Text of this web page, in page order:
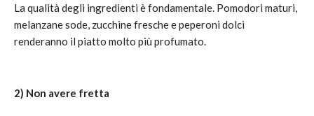
La qualità degli ingredienti è fondamentale. Pomodori maturi,
melanzane sode, zucchine fresche e peperoni dolci
renderanno il piatto molto più profumato.
2) Non avere fretta